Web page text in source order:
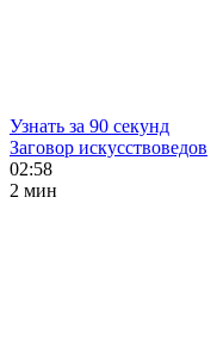
Узнать за 90 секунд
Заговор искусствоведов
02:58
2 мин